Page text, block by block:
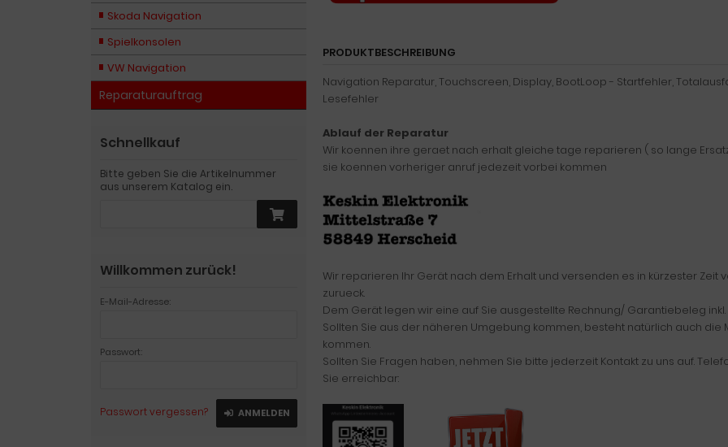
PRODUKTBESCHREIBUNG
Navigation Reparatur, Touchscreen, Display, BootLoop - Startfehler,
Lesefehler
Ablauf der Reparatur
Wir koennen ihre geraet nach erhalt gleiche tage reparieren ( so lange
sie koennen vorheriger anruf jedezeit vorbei kommen
Wir reparieren Ihr Gerät nach dem Erhalt und versenden es in kürzester Zeit
zurueck.
Dem Gerät legen wir eine auf Sie ausgestellte Rechnung/ Garantiebeleg inkl.
Sollten Sie aus der näheren Umgebung kommen, besteht natürlich auch die
kommen.
Sollten Sie Fragen haben, nehmen Sie bitte jederzeit Kontakt zu uns auf.
Sie erreichbar:
Skoda Navigation
Spielkonsolen
VW Navigation
Reparaturauftrag
Schnellkauf
Bitte geben Sie die Artikelnummer
aus unserem Katalog ein.
Willkommen zurück!
E-Mail-Adresse:
Passwort:
Passwort vergessen? ANMELDEN